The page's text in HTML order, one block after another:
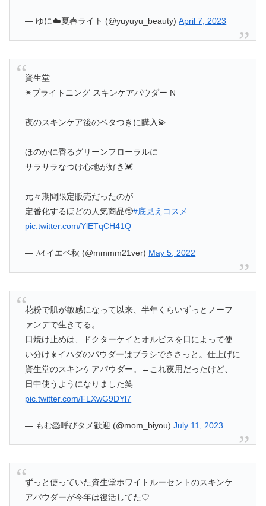
— ゆに☁️夏春ライト (@yuyuyu_beauty)April 7, 2023
資生堂
✴︎ブライトニング スキンケアパウダー N
夜のスキンケア後のベタつきに購入💫
ほのかに香るグリーンフローラルに
サラサラなつけ心地が好き💓
元々期間限定販売だったのが
定番化するほどの人気商品🥺#底見えコスメ
pic.twitter.com/YlETqCH41Q
— 𝓜 イエベ秋 (@mmmm21ver) May 5, 2022
花粉で肌が敏感になって以来、半年くらいずっとノーフ
ァンデで生きてる。
日焼け止めは、ドクターケイとオルビスを日によって使
い分け☀️イハダのパウダーはブラシでささっと。仕上げに
資生堂のスキンケアパウダー。←これ夜用だったけど、
日中使うようになりました笑
pic.twitter.com/FLXwG9DYl7
— もむ🐹呼びタメ歓迎 (@mom_biyou)July 11, 2023
ずっと使っていた資生堂ホワイトルーセントのスキンケ
アパウダーが今年は復活してた♡